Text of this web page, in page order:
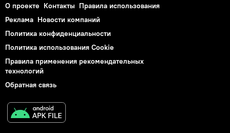
О проекте Контакты Правила использования
Реклама Новости компаний
Политика конфиденциальности
Политика использования Cookie
Правила применения рекомендательных
технологий
Обратная связь